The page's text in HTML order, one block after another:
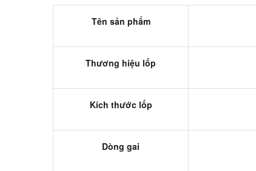
Tên sản phẩm
Thương hiệu lốp
Kích thước lốp
Dòng gai